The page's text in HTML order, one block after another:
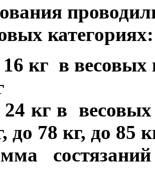
16 кг в весовых
24 кг в весовых
до 78 кг, до 85